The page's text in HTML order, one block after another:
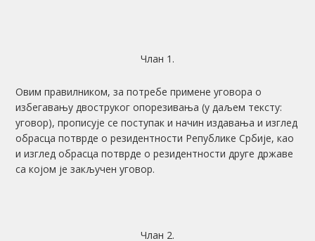
Члан 1.
Овим правилником, за потребе примене уговора о
избегавању двоструког опорезивања (у даљем тексту:
уговор), прописује се поступак и начин издавања и изглед
обрасца потврде о резидентности Републике Србије, као
и изглед обрасца потврде о резидентности друге државе
са којом је закључен уговор.
Члан 2.